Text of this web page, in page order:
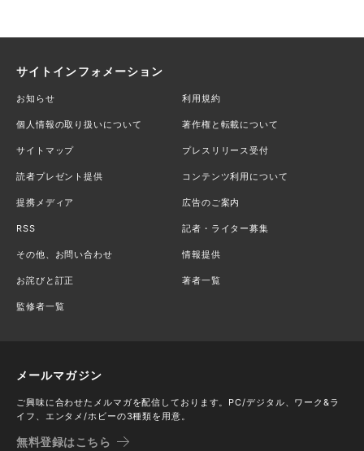
サイトインフォメーション
お知らせ 利用規約
個人情報の取り扱いについて 著作権と転載について
サイトマップ プレスリリース受付
読者プレゼント提供 コンテンツ利用について
提携メディア 広告のご案内
RSS 記者・ライター募集
その他、お問い合わせ 情報提供
お詫びと訂正 著者一覧
監修者一覧
メールマガジン
ご興味に合わせたメルマガを配信しております。PC/デジタル、ワーク&ラ
イフ、エンタメ/ホビーの3種類を用意。
無料登録はこちら